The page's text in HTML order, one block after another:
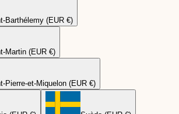
Barthélemy (EUR €)
Martin (EUR €)
Pierre-et-Miquelon (EUR €)